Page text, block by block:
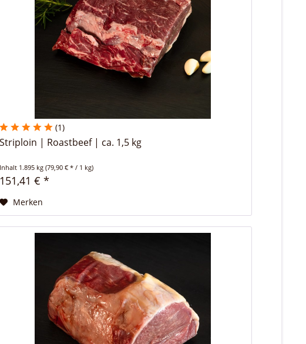
(1)
Striploin | Roastbeef | ca. 1,5 kg
Inhalt 1.895 kg(79,90 € * / 1 kg)
151,41 € *
Merken